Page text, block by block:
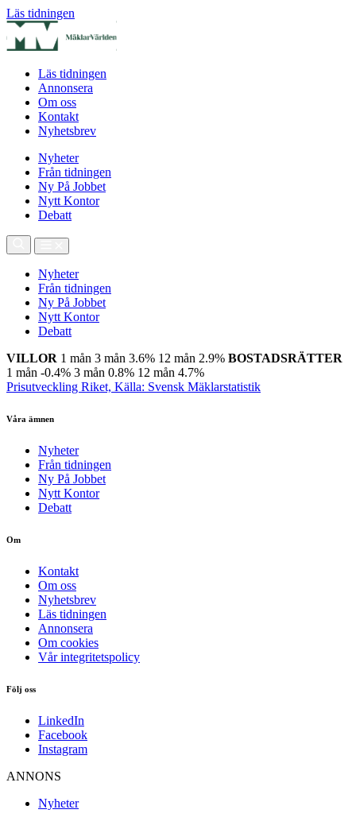
Läs tidningen
Läs tidningen
Annonsera
Om oss
Kontakt
Nyhetsbrev
Nyheter
Från tidningen
Ny På Jobbet
Nytt Kontor
Debatt
Nyheter
Från tidningen
Ny På Jobbet
Nytt Kontor
Debatt
VILLOR 1 mån 3 mån 3.6% 12 mån 2.9% BOSTADSRÄTTER
1 mån -0.4% 3 mån 0.8% 12 mån 4.7%
Prisutveckling Riket, Källa: Svensk Mäklarstatistik
Våra ämnen
Nyheter
Från tidningen
Ny På Jobbet
Nytt Kontor
Debatt
Om
Kontakt
Om oss
Nyhetsbrev
Läs tidningen
Annonsera
Om cookies
Vår integritetspolicy
Följ oss
LinkedIn
Facebook
Instagram
ANNONS
Nyheter